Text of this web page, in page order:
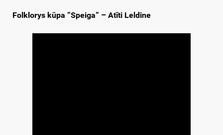
Folklorys kūpa ”Speiga” – Atīti Leldine